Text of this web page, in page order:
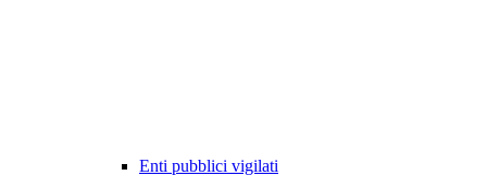
Enti pubblici vigilati